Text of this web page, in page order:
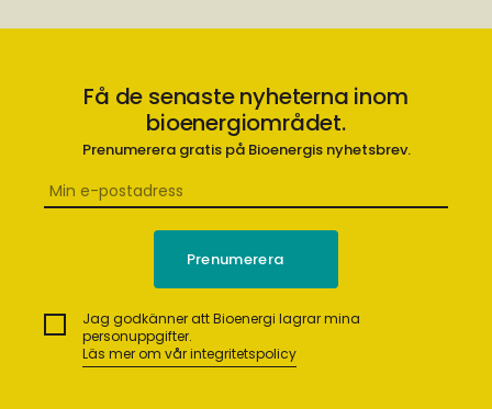
Få de senaste nyheterna inom
bioenergiområdet.
Prenumerera gratis på Bioenergis nyhetsbrev.
Jag godkänner att Bioenergi lagrar mina
personuppgifter.
Läs mer om vår integritetspolicy